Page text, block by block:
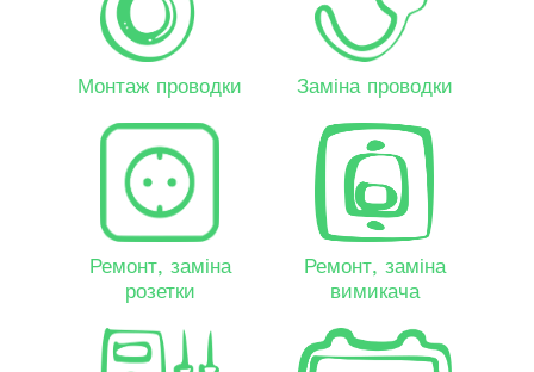
Монтаж проводки Заміна проводки
Ремонт, заміна
розетки
Ремонт, заміна
вимикача